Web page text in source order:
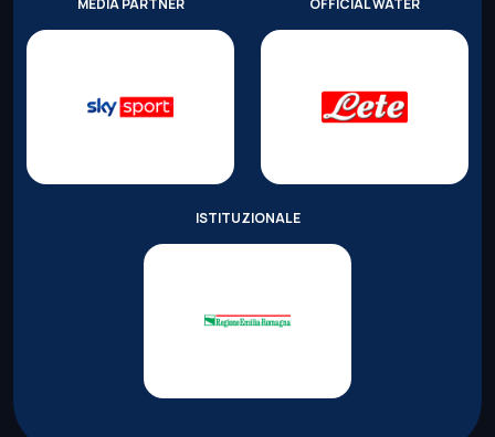
MEDIA PARTNER OFFICIAL WATER
ISTITUZIONALE